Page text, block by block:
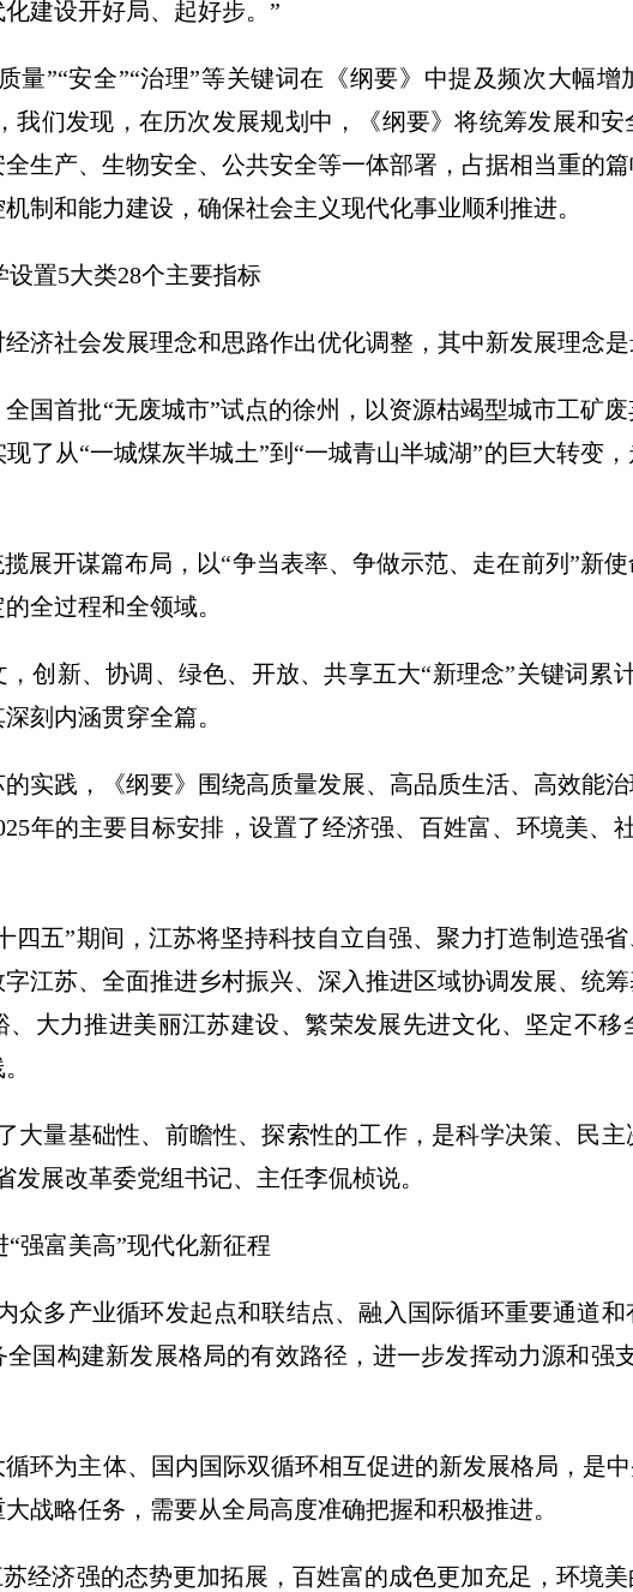
建设开好局、起好步。”
量”“安全”“治理”等关键词在《纲要》中提及频次大幅
我们发现，在历次发展规划中，《纲要》将统筹发展和
生产、生物安全、公共安全等一体部署，占据相当重的
制和能力建设，确保社会主义现代化事业顺利推进。
设置5大类28个主要指标
济社会发展理念和思路作出优化调整，其中新发展理念
国首批“无废城市”试点的徐州，以资源枯竭型城市工矿
了从“一城煤灰半城土”到“一城青山半城湖”的巨大转变
揽展开谋篇布局，以“争当表率、争做示范、走在前列”新
全过程和全领域。
创新、协调、绿色、开放、共享五大“新理念”关键词累
刻内涵贯穿全篇。
实践，《纲要》围绕高质量发展、高品质生活、高效能
年的主要目标安排，设置了经济强、百姓富、环境美、
四五”期间，江苏将坚持科技自立自强、聚力打造制造强
江苏、全面推进乡村振兴、深入推进区域协调发展、统
、大力推进美丽江苏建设、繁荣发展先进文化、坚定不
大量基础性、前瞻性、探索性的工作，是科学决策、民
发展改革委党组书记、主任李侃桢说。
“强富美高”现代化新征程
众多产业循环发起点和联结点、融入国际循环重要通道
国构建新发展格局的有效路径，进一步发挥动力源和强
环为主体、国内国际双循环相互促进的新发展格局，是
战略任务，需要从全局高度准确把握和积极推进。
苏经济强的态势更加拓展，百姓富的成色更加充足，环境